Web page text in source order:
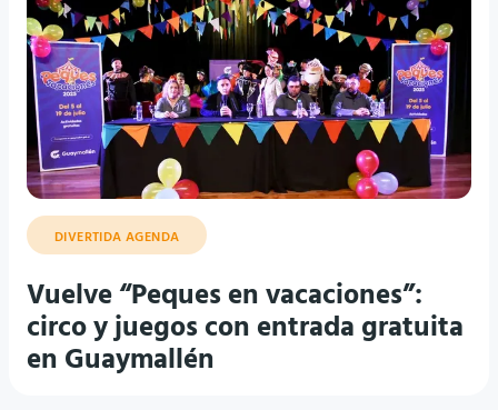
DIVERTIDA AGENDA
Vuelve “Peques en vacaciones”:
circo y juegos con entrada gratuita
en Guaymallén